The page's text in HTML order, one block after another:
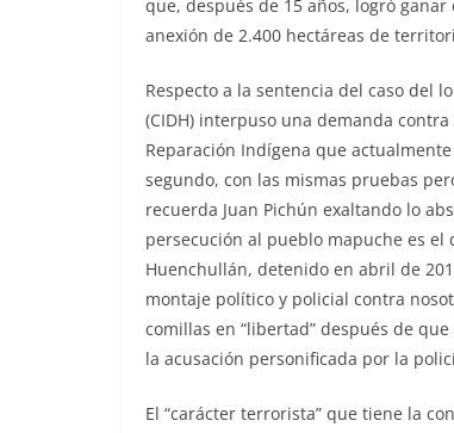
que, después de 15 años, logró
anexión de 2.400 hectáreas de
Respecto a la sentencia del caso del
(CIDH) interpuso una demanda
Reparación Indígena que
segundo, con las mismas pruebas
recuerda Juan Pichún exaltando lo
persecución al pueblo mapuche es el
Huenchullán, detenido en abril de
montaje político y policial contra
comillas en “libertad” después de
la acusación personificada por la
El “carácter terrorista” que tiene la